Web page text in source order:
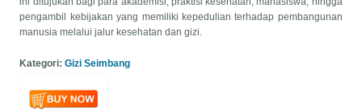
pengambil kebijakan yang memiliki kepedulian terhadap pembangunan
manusia melalui jalur kesehatan dan gizi.
Kategori:Gizi Seimbang